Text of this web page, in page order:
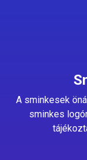
A sminkesek
sminkes